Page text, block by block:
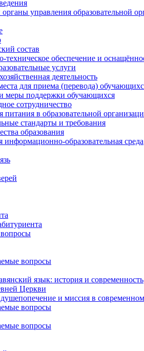
управления образовательной
состав
техническое обеспечение и
услуги
деятельность
для приема (перевода)
меры поддержки обучающихся
сотрудничество
питания в образовательной
стандарты и требования
образования
информационно-образовательная среда
вопросы
вопросы
язык: история и современность
Церкви
и миссия в
вопросы
вопросы